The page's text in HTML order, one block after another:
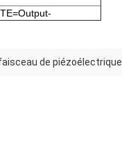
de piézoélectrique